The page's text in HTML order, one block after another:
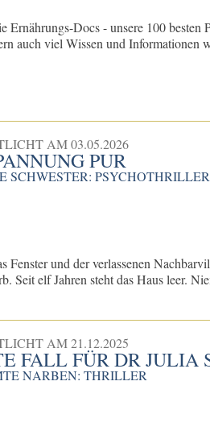
Ernährungs-Docs - unsere 100
auch viel Wissen und Informationen
AM03.05.2026
PUR
SCHWESTER: PSYCHOTHRILLER
Fenster und der verlassenen
Seit elf Jahren steht das Haus leer.
AM21.12.2025
FALL FÜR DR JULIA
NARBEN: THRILLER